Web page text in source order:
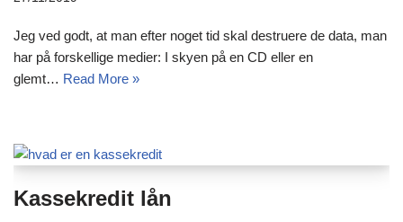
Jeg ved godt, at man efter noget tid skal destruere de data, man
har på forskellige medier: I skyen på en CD eller en
glemt… Read More »
Kassekredit lån